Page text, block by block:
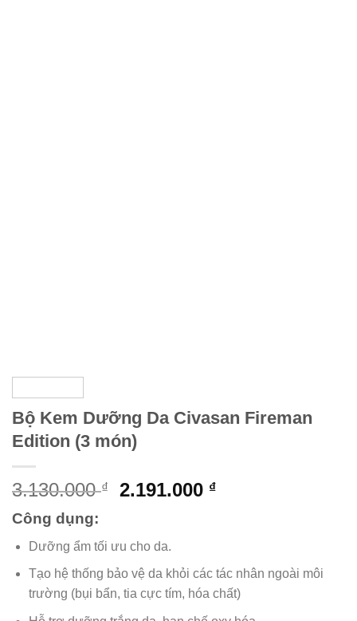
Bộ Kem Dưỡng Da Civasan Fireman
Edition (3 món)
3.130.000₫
Giá
3.130.000 ₫.
2.191.000 ₫Giá
2.191.000 ₫.
Công dụng:
Dưỡng ẩm tối ưu cho da.
Tạo hệ thống bảo vệ da khỏi các tác nhân ngoài môi
trường (bụi bẩn, tia cực tím, hóa chất)